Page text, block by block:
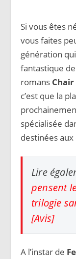
Si vous êtes
vous faites
génération
fantastique
romans
c’est que la
spécialisée
destinées
Lire
pensent
trilogie
[Avis]
A l’instar de